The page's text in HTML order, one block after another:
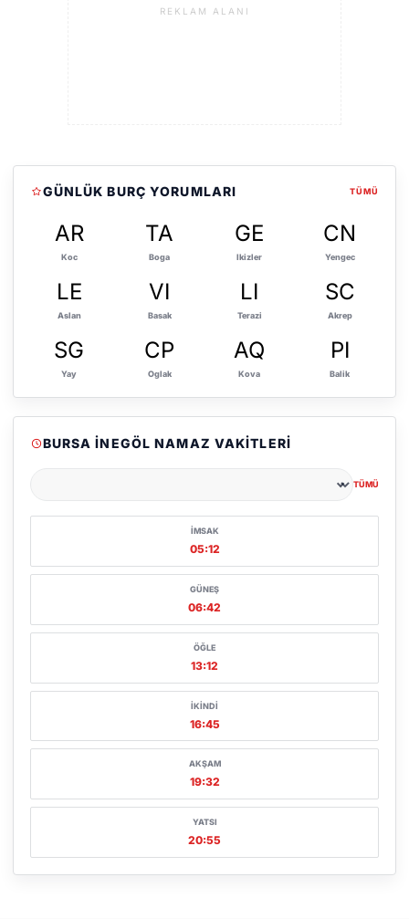
REKLAM ALANI
GÜNLÜK BURÇ YORUMLARI TÜMÜ
AR
Koc
TA
Boga
GE
Ikizler
CN
Yengec
LE
Aslan
VI
Basak
LI
Terazi
SC
Akrep
SG
Yay
CP
Oglak
AQ
Kova
PI
Balik
BURSA İNEGÖL NAMAZ VAKITLERI
TÜMÜ
İMSAK
05:12
GÜNEŞ
06:42
ÖĞLE
13:12
İKINDI
16:45
AKŞAM
19:32
YATSI
20:55